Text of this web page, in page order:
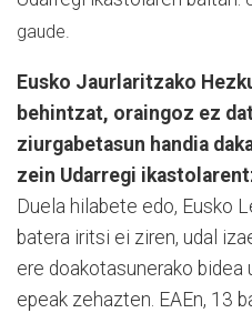
gaude.
Eusko Jaurlaritzako
behintzat, oraingoz ez
ziurgabetasun handia
zein Udarregi
Duela hilabete edo, Eusko
batera iritsi ei ziren, udal
ere doakotasunerako bidea
epeak zehazten. EAEn, 13